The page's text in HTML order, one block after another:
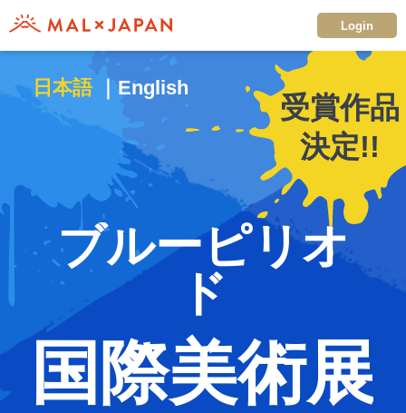
Login
日本語 English
受賞作品
決定!!
ブルーピリオ
ド
国際美術展